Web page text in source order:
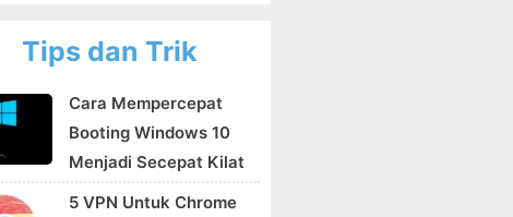
Tips dan Trik
Cara Mempercepat
Booting Windows 10
Menjadi Secepat Kilat
5 VPN Untuk Chrome